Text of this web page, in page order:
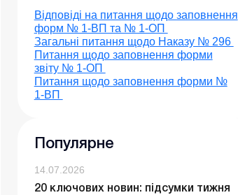
Відповіді на питання щодо заповнення
форм № 1-ВП та № 1-ОП
Загальні питання щодо Наказу № 296
Питання щодо заповнення форми
звіту № 1-ОП
Питання щодо заповнення форми №
1-ВП
Популярне
14.07.2026
20 ключових новин: підсумки тижня